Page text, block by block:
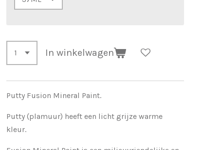
In winkelwagen
Putty Fusion Mineral Paint.
Putty (plamuur) heeft een licht grijze warme
kleur.